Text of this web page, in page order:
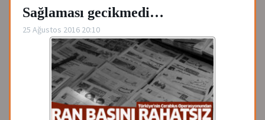
Sağlaması gecikmedi…
25 Ağustos 2016 20:10